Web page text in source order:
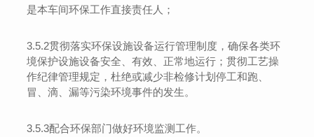
是本车间环保工作直接责任人 ；
3.5.2贯彻落实环保设施设备运行管理制度，确保各类环
境保护设施设备安全、有效、正常地运行；贯彻工艺操
作纪律管理规定，杜绝或减少非检修计划停工和跑、
冒、滴、漏等污染环境事件的发生。
3.5.3配合环保部门做好环境监测工作。